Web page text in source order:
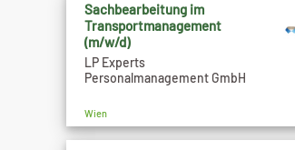
Sachbearbeitung im
Transportmanagement
(m/w/d)
LP Experts
Personalmanagement GmbH
Wien